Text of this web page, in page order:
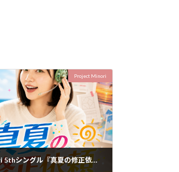
Project Minori
Project Minori 5thシングル『真夏の修正依頼』をリリースしました